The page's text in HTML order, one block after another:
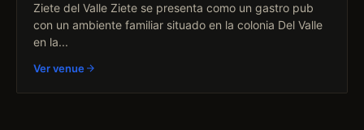
Ziete del Valle Ziete se presenta como un gastro pub
con un ambiente familiar situado en la colonia Del Valle
en la...
Ver venue